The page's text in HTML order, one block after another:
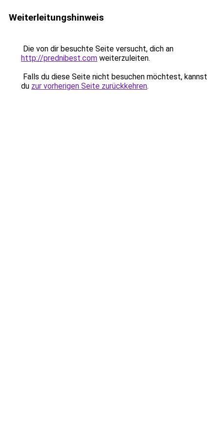
Weiterleitungshinweis
Die von dir besuchte Seite versucht, dich an
http://prednibest.com weiterzuleiten.
Falls du diese Seite nicht besuchen möchtest, kannst
du zur vorherigen Seite zurückkehren.